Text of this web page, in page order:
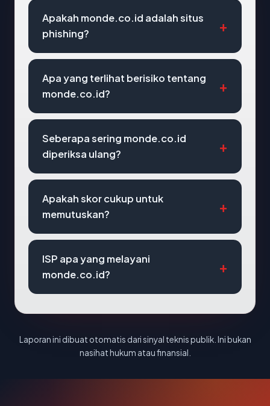
Apakah monde.co.id adalah situs
phishing?
Apa yang terlihat berisiko tentang
monde.co.id?
Seberapa sering monde.co.id
diperiksa ulang?
Apakah skor cukup untuk
memutuskan?
ISP apa yang melayani
monde.co.id?
Laporan ini dibuat otomatis dari sinyal teknis publik. Ini bukan
nasihat hukum atau finansial.